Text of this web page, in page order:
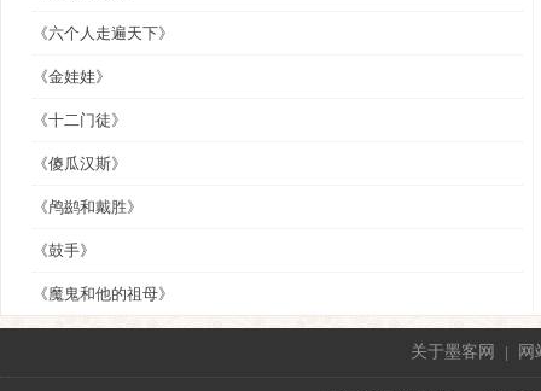
《六个人走遍天下》
《金娃娃》
《十二门徒》
《傻瓜汉斯》
《鸬鹚和戴胜》
《鼓手》
《魔鬼和他的祖母》
关于墨客网 | 网